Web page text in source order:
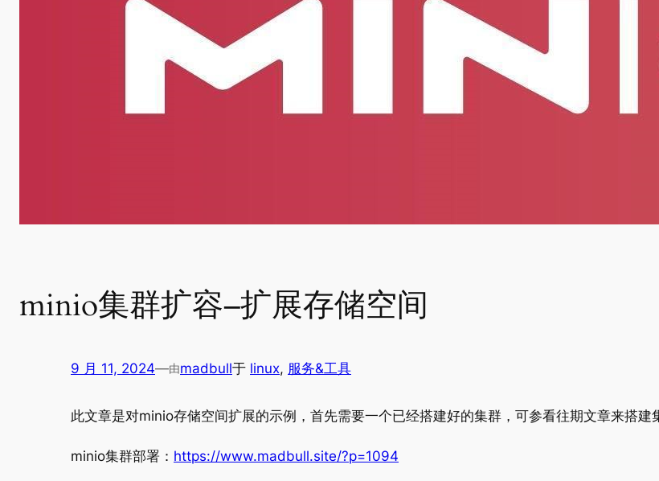
minio集群扩容–扩展存储空间
9 月 11, 2024—由madbull于 linux, 服务&工具
此文章是对minio存储空间扩展的示例，首先需要一个已经搭建好的集群，可参看往期文章来搭建
minio集群部署： https://www.madbull.site/?p=1094